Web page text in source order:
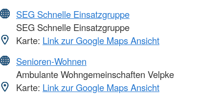
SEG Schnelle Einsatzgruppe
SEG Schnelle Einsatzgruppe
Karte: Link zur Google Maps Ansicht
Senioren-Wohnen
Ambulante Wohngemeinschaften Velpke
Karte: Link zur Google Maps Ansicht